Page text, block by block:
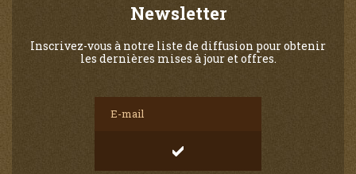
Newsletter
Inscrivez-vous à notre liste de diffusion pour obtenir
les dernières mises à jour et offres.